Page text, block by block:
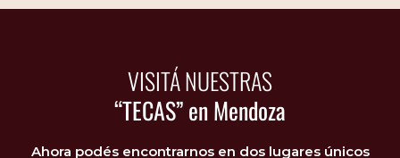
VISITÁ NUESTRAS
“TECAS” en Mendoza
Ahora podés encontrarnos en dos lugares únicos